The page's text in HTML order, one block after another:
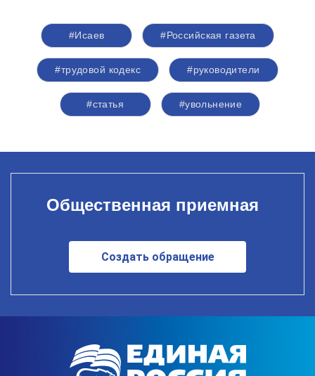
#Исаев #Российская газета
#трудовой кодекс #руководители
#статья #увольнение
Общественная приемная
Создать обращение